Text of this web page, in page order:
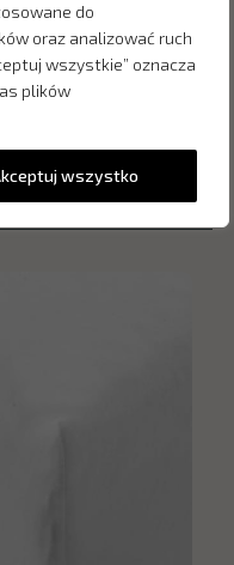
do
oraz analizować ruch
wszystkie” oznacza
plików
wszystko